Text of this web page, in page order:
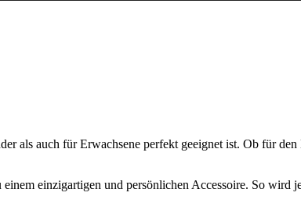
als auch für Erwachsene perfekt geeignet ist. Ob für
einzigartigen und persönlichen Accessoire. So wird